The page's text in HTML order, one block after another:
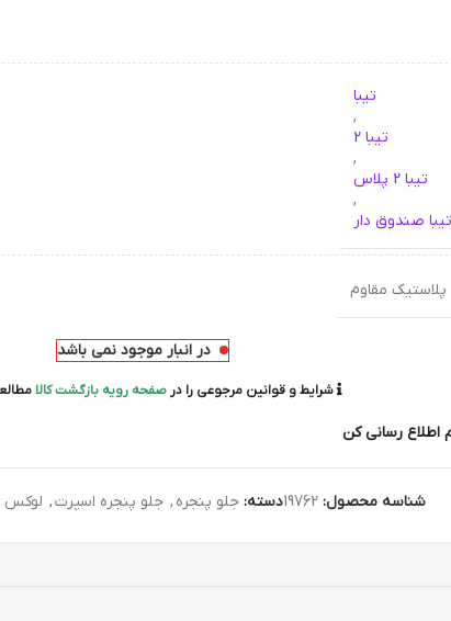
تیبا
,
تیبا 2
,
تیبا 2 پلاس
,
تیبا صندوق دار
پلاستیک مقاوم
در انبار موجود نمی باشد
شرایط و قوانین مرجوعی را در صفحه رویه بازگشت کالا
اطلاع رسانی کن
شناسه محصول:19762دسته: جلو پنجره , جلو پنجره اسپرت, لوکس